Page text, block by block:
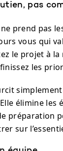
pas
ne prend pas
vous qui
le projet à
les
élimine les
préparation
sur